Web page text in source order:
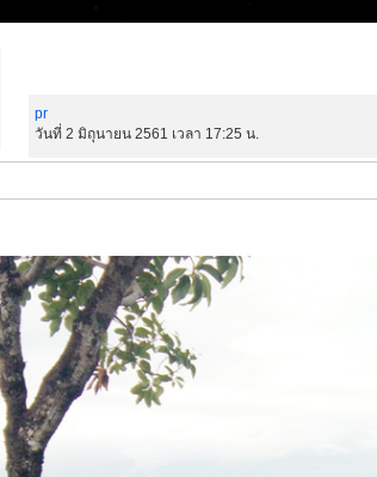
pr
วันที่ 2 มิถุนายน 2561 เวลา 17:25 น.